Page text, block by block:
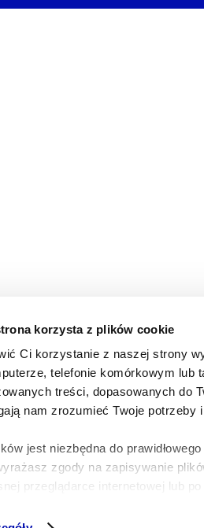
korzysta z plików cookie
Ci korzystanie z naszej strony
telefonie komórkowym lub
treści, dopasowanych do
nam zrozumieć Twoje
jest niezbędna do
zgody na zapisywanie
przeglądarce internetowej lub
informacje na ten temat
Polityka